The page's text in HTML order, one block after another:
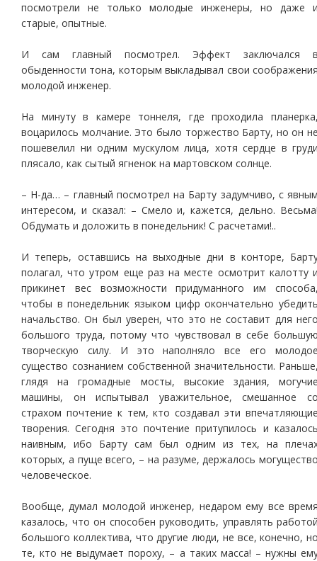
посмотрели не только молодые инженеры, но даже
старые, опытные.
И сам главный посмотрел. Эффект заключался
обыденности тона, которым выкладывал свои
молодой инженер.
На минуту в камере тоннеля, где проходила
воцарилось молчание. Это было торжество Барту, но он
пошевелил ни одним мускулом лица, хотя сердце в
плясало, как сытый ягненок на мартовском солнце.
– Н-да… – главный посмотрел на Барту задумчиво, с
интересом, и сказал: – Смело и, кажется, дельно.
Обдумать и доложить в понедельник! С расчетами!..
И теперь, оставшись на выходные дни в конторе,
полагал, что утром еще раз на месте осмотрит калотту
прикинет вес возможности придуманного им
чтобы в понедельник языком цифр окончательно
начальство. Он был уверен, что это не составит для
большого труда, потому что чувствовал в себе
творческую силу. И это наполняло все его
существо сознанием собственной значительности.
глядя на громадные мосты, высокие здания,
машины, он испытывал уважительное, смешанное
страхом почтение к тем, кто создавал эти
творения. Сегодня это почтение притупилось и
наивным, ибо Барту сам был одним из тех, на
которых, а пуще всего, – на разуме, держалось
человеческое.
Вообще, думал молодой инженер, недаром ему все
казалось, что он способен руководить, управлять
большого коллектива, что другие люди, не все, конечно,
те, кто не выдумает пороху, – а таких масса! – нужны